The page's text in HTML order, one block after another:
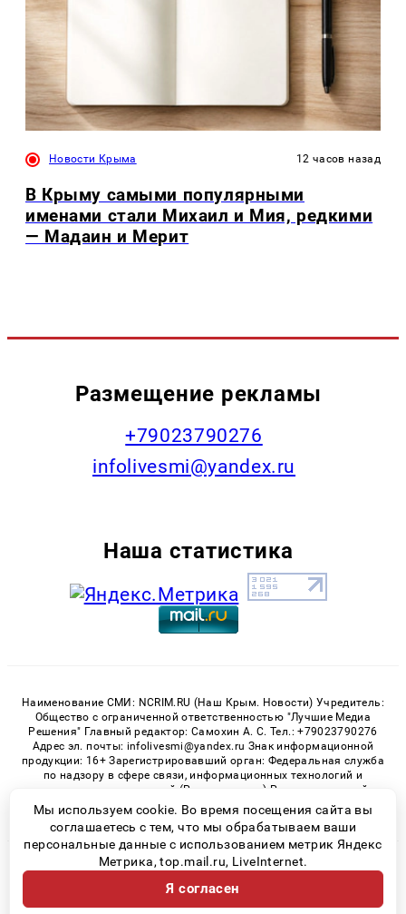
Новости Крыма 12 часов назад
В Крыму самыми популярными
именами стали Михаил и Мия, редкими
— Мадаин и Мерит
Размещение рекламы
+79023790276
infolivesmi@yandex.ru
Наша статистика
Наименование СМИ: NCRIM.RU (Наш Крым. Новости) Учредитель:
Общество с ограниченной ответственностью "Лучшие Медиа
Решения" Главный редактор: Самохин А. С. Тел.: +79023790276
Адрес эл. почты: infolivesmi@yandex.ru Знак информационной
продукции: 16+ Зарегистрировавший орган: Федеральная служба
по надзору в сфере связи, информационных технологий и
массовых коммуникаций (Роскомнадзор) Регистрационный
номер СМИ ЭЛ № ФС 77 - 81150 от 02.06.2021
© 2026 «nCrim.ru» | Все права защищены
Возрастная категория сайта 16+
Политика конфиденциальности
Мы используем cookie. Во время посещения сайта вы
соглашаетесь с тем, что мы обрабатываем ваши
персональные данные с использованием метрик Яндекс
Метрика, top.mail.ru, LiveInternet.
Я согласен